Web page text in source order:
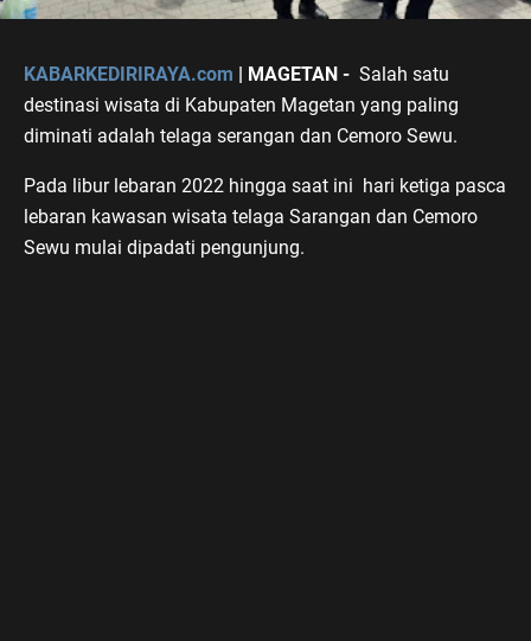
KABARKEDIRIRAYA.com | MAGETAN - Salah satu
destinasi wisata di Kabupaten Magetan yang paling
diminati adalah telaga serangan dan Cemoro Sewu.
Pada libur lebaran 2022 hingga saat ini hari ketiga pasca
lebaran kawasan wisata telaga Sarangan dan Cemoro
Sewu mulai dipadati pengunjung.